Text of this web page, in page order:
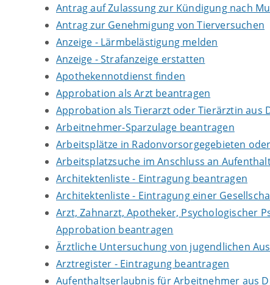
Antrag auf Zulassung zur Kündigung nach
Antrag zur Genehmigung von Tierversuchen
Anzeige - Lärmbelästigung melden
Anzeige - Strafanzeige erstatten
Apothekennotdienst finden
Approbation als Arzt beantragen
Approbation als Tierarzt oder Tierärztin aus
Arbeitnehmer-Sparzulage beantragen
Arbeitsplätze in Radonvorsorgegebieten
Arbeitsplatzsuche im Anschluss an
Architektenliste - Eintragung beantragen
Architektenliste - Eintragung einer
Arzt, Zahnarzt, Apotheker, Psychologischer
Approbation beantragen
Ärztliche Untersuchung von jugendlichen
Arztregister - Eintragung beantragen
Aufenthaltserlaubnis für Arbeitnehmer aus